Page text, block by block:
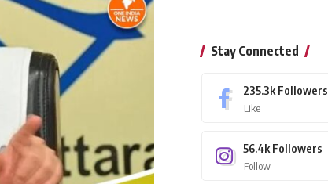
Stay Connected
235.3k Followers
Like
56.4k Followers
Follow